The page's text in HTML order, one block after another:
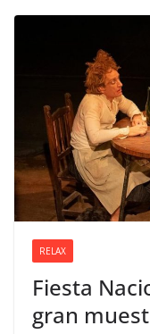
RELAX
Fiesta
gran